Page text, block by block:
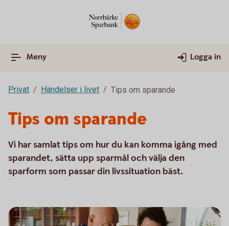
Meny Logga in
Privat Händelser i livet Tips om sparande
Tips om sparande
Vi har samlat tips om hur du kan komma igång med
sparandet, sätta upp sparmål och välja den
sparform som passar din livssituation bäst.